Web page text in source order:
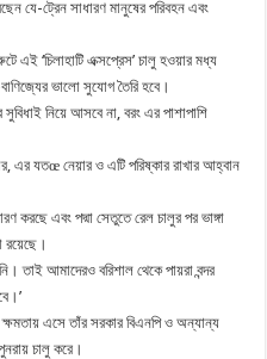
যে-ট্রেন সাধারণ মানুষের পরিবহন এবং
এই ‘চিলাহাটি এক্সপ্রেস’ চালু হওয়ার মধ্য
ভালো সুযোগ তৈরি হবে।
নিয়ে আসবে না, বরং এর পাশাপাশি
এর যতœ নেয়ার ও এটি পরিষ্কার রাখার আহ্বান
করছে এবং পদ্মা সেতুতে রেল চালুর পর ভাঙ্গা
রয়েছে।
তাই আমাদেরও বরিশাল থেকে পায়রা বন্দর
এসে তাঁর সরকার বিএনপি ও অন্যান্য
চালু করে।